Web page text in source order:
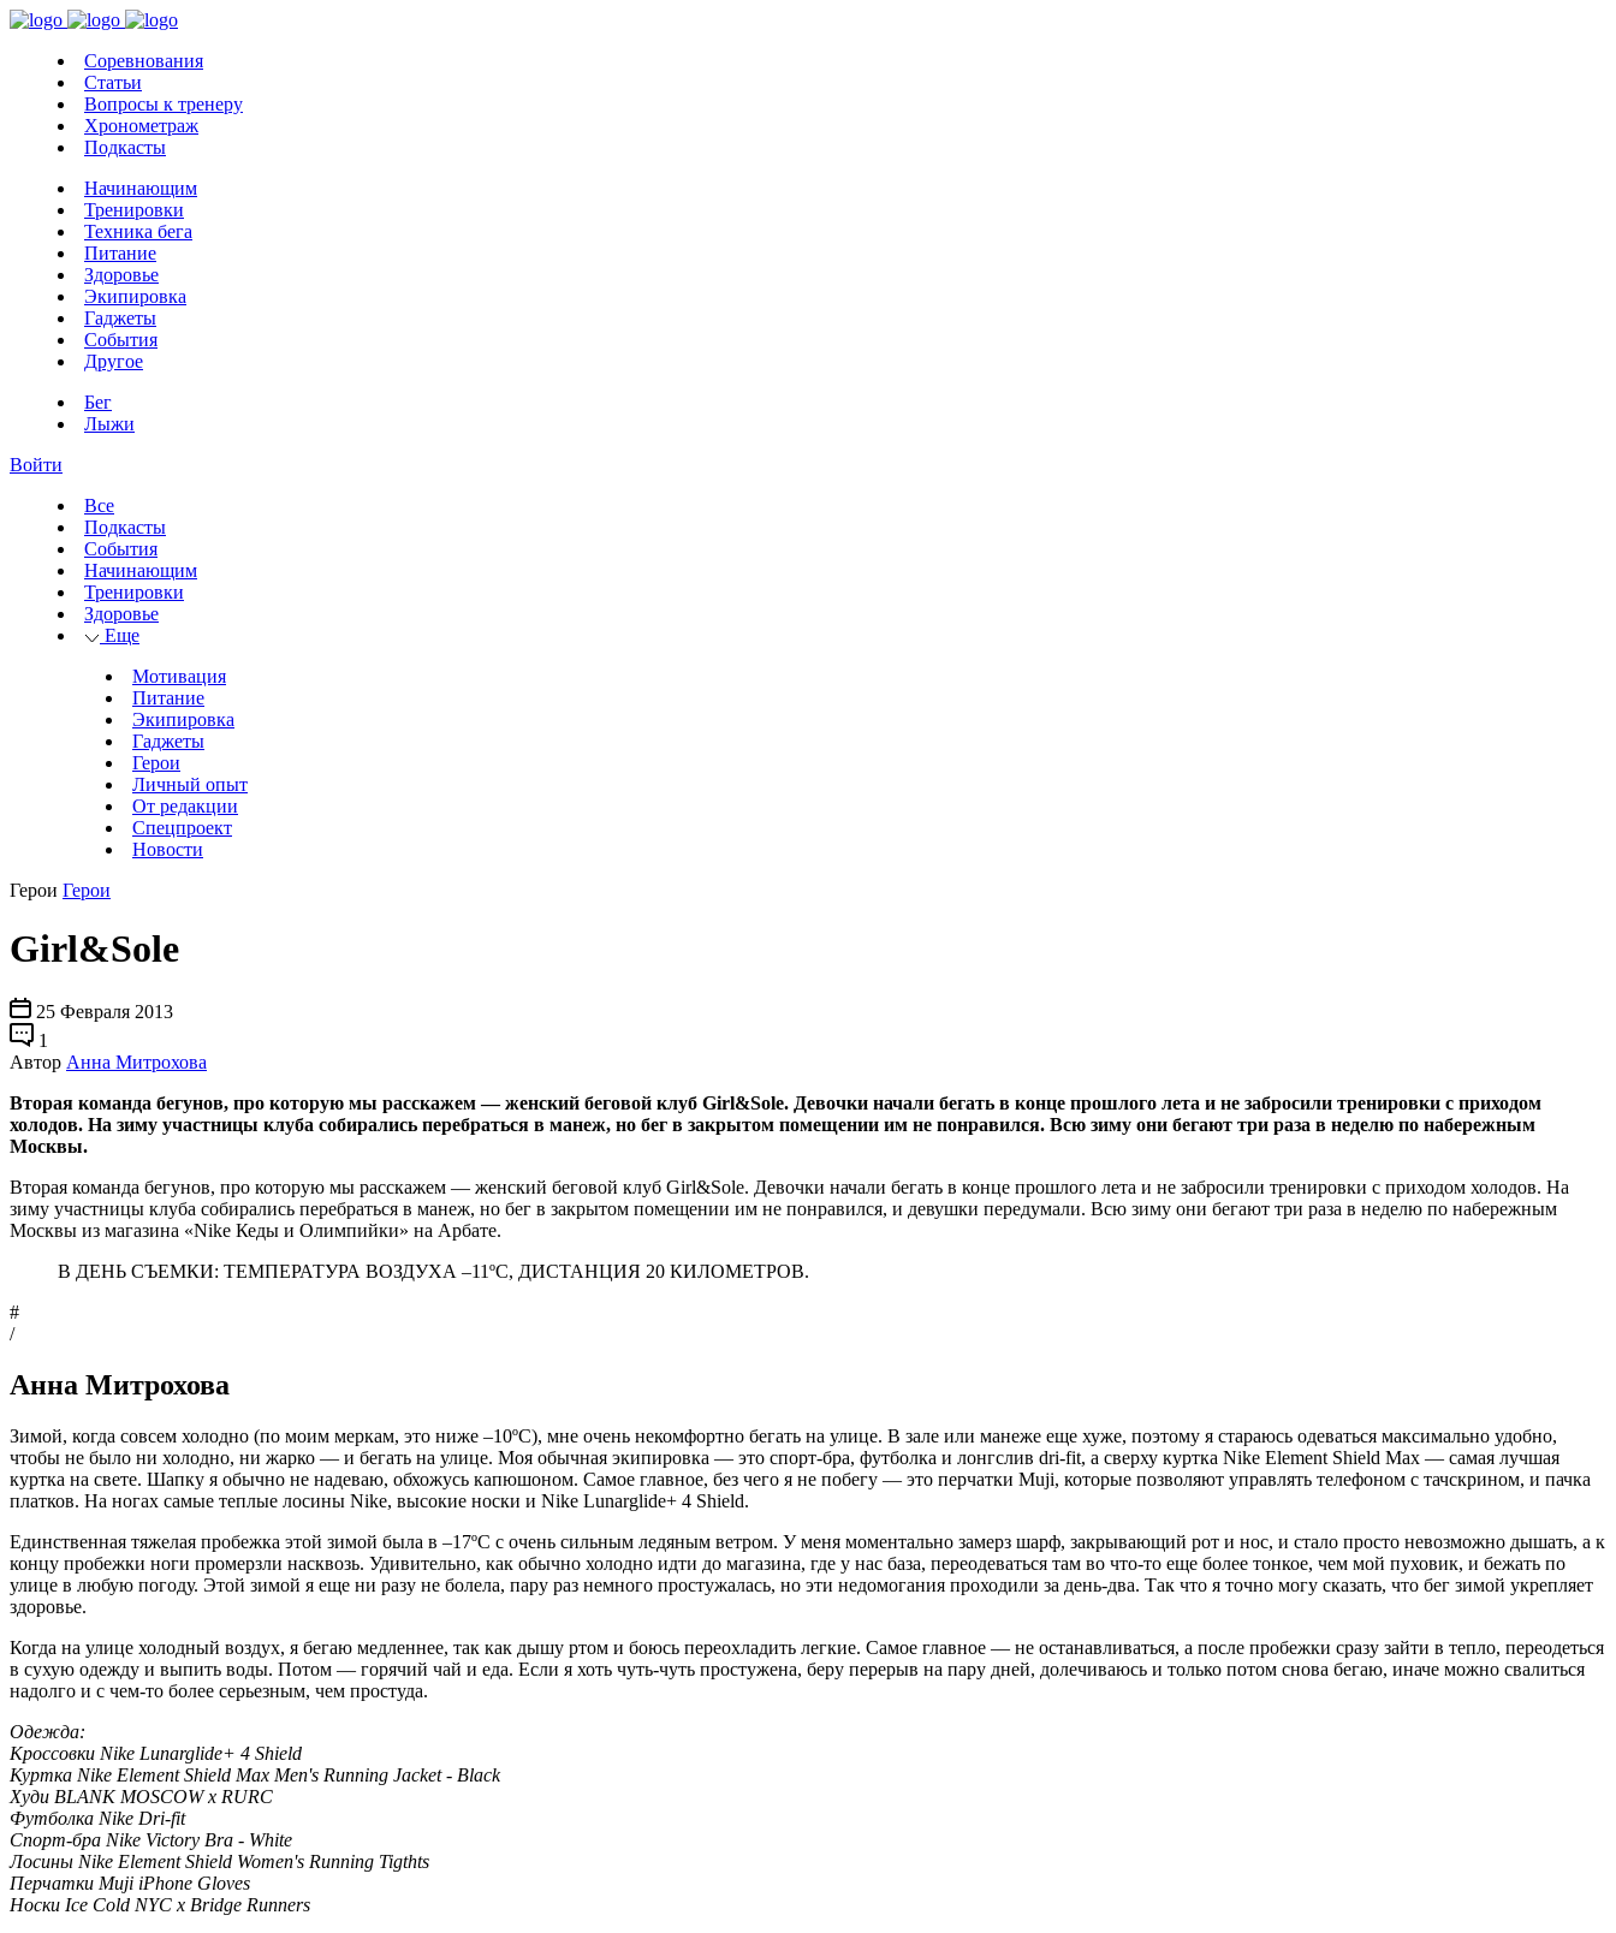
Соревнования
Статьи
Вопросы к тренеру
Хронометраж
Подкасты
Начинающим
Тренировки
Техника бега
Питание
Здоровье
Экипировка
Гаджеты
События
Другое
Бег
Лыжи
Войти
Все
Подкасты
События
Начинающим
Тренировки
Здоровье
Еще
Мотивация
Питание
Экипировка
Гаджеты
Герои
Личный опыт
От редакции
Спецпроект
Новости
Герои Герои
Girl&Sole
25 Февраля 2013
1
Автор Анна Митрохова
Вторая команда бегунов, про которую мы расскажем — женский беговой клуб Girl&Sole. Девочки начали бегать в конце прошлого лета и не забросили тренировки с приходом
холодов. На зиму участницы клуба собирались перебраться в манеж, но бег в закрытом помещении им не понравился. Всю зиму они бегают три раза в неделю по набережным
Москвы.
Вторая команда бегунов, про которую мы расскажем — женский беговой клуб Girl&Sole. Девочки начали бегать в конце прошлого лета и не забросили тренировки с приходом холодов. На
зиму участницы клуба собирались перебраться в манеж, но бег в закрытом помещении им не понравился, и девушки передумали. Всю зиму они бегают три раза в неделю по набережным
Москвы из магазина «Nike Кеды и Олимпийки» на Арбате.
В ДЕНЬ СЪЕМКИ: ТЕМПЕРАТУРА ВОЗДУХА –11ºC, ДИСТАНЦИЯ 20 КИЛОМЕТРОВ.
#
/
Анна Митрохова
Зимой, когда совсем холодно (по моим меркам, это ниже –10ºC), мне очень некомфортно бегать на улице. В зале или манеже еще хуже, поэтому я стараюсь одеваться максимально удобно,
чтобы не было ни холодно, ни жарко — и бегать на улице. Моя обычная экипировка — это спорт-бра, футболка и лонгслив dri-fit, а сверху куртка Nike Element Shield Max — самая лучшая
куртка на свете. Шапку я обычно не надеваю, обхожусь капюшоном. Самое главное, без чего я не побегу — это перчатки Muji, которые позволяют управлять телефоном с тачскрином, и пачка
платков. На ногах самые теплые лосины Nike, высокие носки и Nike Lunarglide+ 4 Shield.
Единственная тяжелая пробежка этой зимой была в –17ºC с очень сильным ледяным ветром. У меня моментально замерз шарф, закрывающий рот и нос, и стало просто невозможно дышать, а к
концу пробежки ноги промерзли насквозь. Удивительно, как обычно холодно идти до магазина, где у нас база, переодеваться там во что-то еще более тонкое, чем мой пуховик, и бежать по
улице в любую погоду. Этой зимой я еще ни разу не болела, пару раз немного простужалась, но эти недомогания проходили за день-два. Так что я точно могу сказать, что бег зимой укрепляет
здоровье.
Когда на улице холодный воздух, я бегаю медленнее, так как дышу ртом и боюсь переохладить легкие. Самое главное — не останавливаться, а после пробежки сразу зайти в тепло, переодеться
в сухую одежду и выпить воды. Потом — горячий чай и еда. Если я хоть чуть-чуть простужена, беру перерыв на пару дней, долечиваюсь и только потом снова бегаю, иначе можно свалиться
надолго и с чем-то более серьезным, чем простуда.
Одежда:
Кроссовки Nike Lunarglide+ 4 Shield
Куртка Nike Element Shield Max Men's Running Jacket - Black
Худи BLANK MOSCOW x RURC
Футболка Nike Dri-fit
Спорт-бра Nike Victory Bra - White
Лосины Nike Element Shield Women's Running Tigthts
Перчатки Muji iPhone Gloves
Носки Ice Cold NYC x Bridge Runners